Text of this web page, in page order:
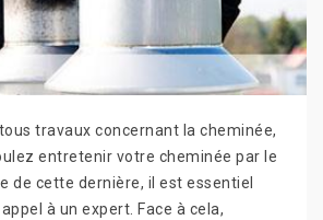
travaux concernant la cheminée,
entretenir votre cheminée par le
de cette dernière, il est essentiel
à un expert. Face à cela,